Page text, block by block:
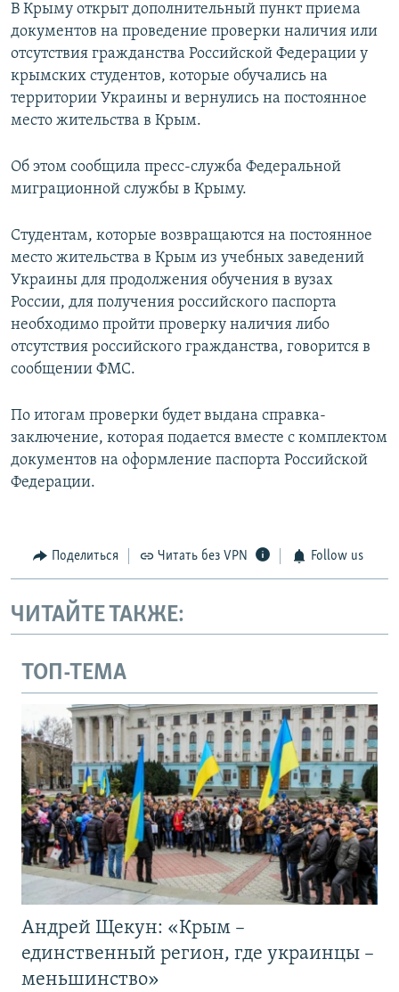
Все сайты RFE/RL
В Крыму открыт дополнительный пункт приема
документов на проведение проверки наличия или
отсутствия гражданства Российской Федерации у
крымских студентов, которые обучались на
территории Украины и вернулись на постоянное
место жительства в Крым.
Об этом сообщила пресс-служба Федеральной
миграционной службы в Крыму.
Студентам, которые возвращаются на постоянное
место жительства в Крым из учебных заведений
Украины для продолжения обучения в вузах
России, для получения российского паспорта
необходимо пройти проверку наличия либо
отсутствия российского гражданства, говорится в
сообщении ФМС.
По итогам проверки будет выдана справка-
заключение, которая подается вместе с комплектом
документов на оформление паспорта Российской
Федерации.
Поделиться Читать без VPN Follow us
ЧИТАЙТЕ ТАКЖЕ:
ТОП-ТЕМА
Андрей Щекун: «Крым –
единственный регион, где украинцы –
меньшинство»